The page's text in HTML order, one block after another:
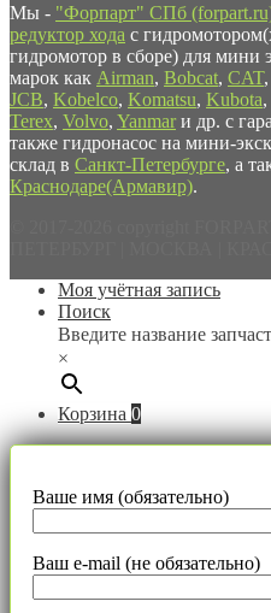
Мы - "Форпарт" СПб
редуктор хода с
гидромотор в сборе) для мини
марок как Airman, Bobcat, CAT,
JCB, Kobelco, Komatsu, Kubota,
Terex, Volvo, Yanmar и др. с
также гидронасос на мини-
склад в Санкт-Петербурге, а
Краснодаре(Армавир).
Моя учётная запись
Поиск
Введите название
×
Корзина 0
Ваше имя (обязательно)
Ваш e-mail (не обязательно)